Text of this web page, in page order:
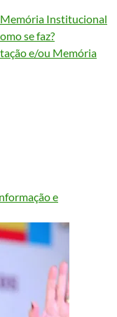
Institucional
se faz?
e/ou Memória
e